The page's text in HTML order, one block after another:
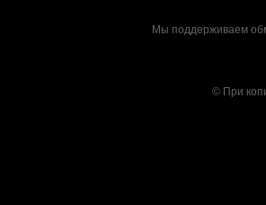
Мы поддерживаем
© При